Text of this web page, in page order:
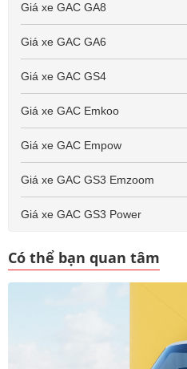
Giá xe GAC GA8
Giá xe GAC GA6
Giá xe GAC GS4
Giá xe GAC Emkoo
Giá xe GAC Empow
Giá xe GAC GS3 Emzoom
Giá xe GAC GS3 Power
Có thể bạn quan tâm